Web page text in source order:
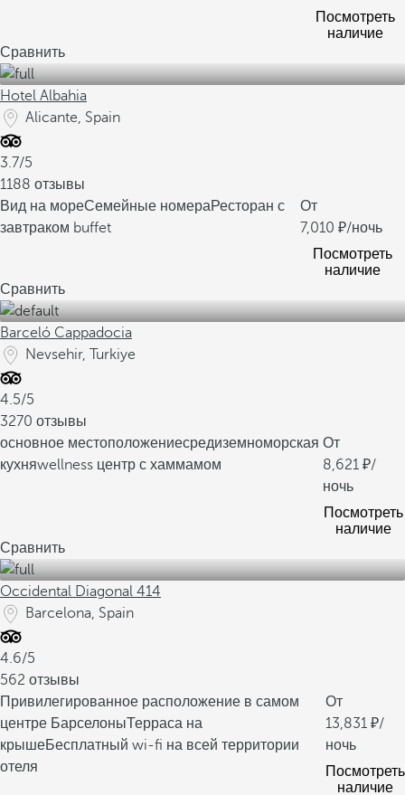
Посмотреть
наличие
Сравнить
Hotel Albahia
Alicante, Spain
3.7/5
1188 отзывы
Вид на мореСемейные номераРесторан с
завтраком buffet
От
7,010
/ночь
Посмотреть
наличие
Сравнить
Barceló Cappadocia
Nevsehir, Turkiye
4.5/5
3270 отзывы
основное местоположениесредиземноморская
кухняwellness центр с хаммамом
От
8,621
/
ночь
Посмотреть
наличие
Сравнить
Occidental Diagonal 414
Barcelona, Spain
4.6/5
562 отзывы
Привилегированное расположение в самом
центре БарселоныТерраса на
крышеБесплатный wi-fi на всей территории
отеля
От
13,831
/
ночь
Посмотреть
наличие